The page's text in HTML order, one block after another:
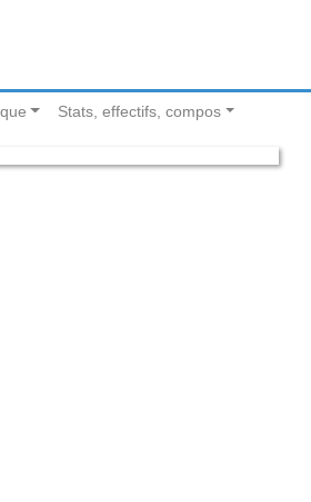
Stats, effectifs, compos